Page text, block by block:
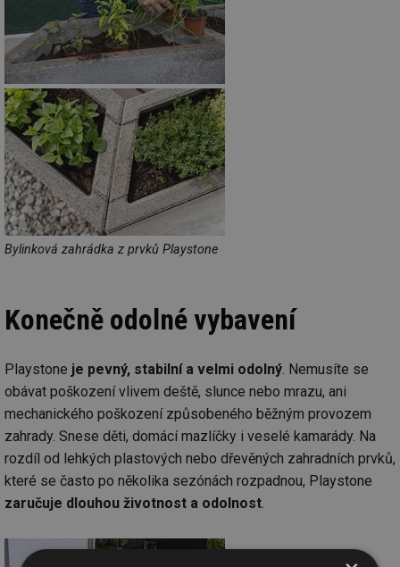
Bylinková zahrádka z prvků Playstone
Konečně odolné vybavení
Playstone je pevný, stabilní a velmi odolný. Nemusíte se
obávat poškození vlivem deště, slunce nebo mrazu, ani
mechanického poškození způsobeného běžným provozem
zahrady. Snese děti, domácí mazlíčky i veselé kamarády. Na
rozdíl od lehkých plastových nebo dřevěných zahradních prvků,
které se často po několika sezónách rozpadnou, Playstone
zaručuje dlouhou životnost a odolnost.